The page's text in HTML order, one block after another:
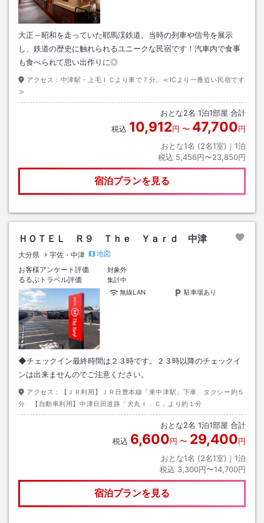
大正～昭和を走っていた耶馬渓鉄道。当時の列車や信号を展示
し、鉄道の歴史に触れられるユニークな民宿です！汽車内で食事
も食べられて思い出作りに◎
アクセス： 中津駅・上毛ＩＣより車で７分。≪ICより一番近い民宿です
≫
おとな2名 1泊1部屋 合計
税込 10,912円 〜 47,700円
おとな1名 (2名1室)｜ 1泊
税込 5,456円〜23,850円
宿泊プランを見る
ＨＯＴＥＬ Ｒ９ Ｔｈｅ Ｙａｒｄ 中津
大分県 宇佐・中津
地図
お客様アンケート評価
対象外
るるぶトラベル評価
集計中
無線LAN
駐車場あり
◆チェックイン最終時間は２３時です。２３時以降のチェックイ
ンは出来ませんのでご注意ください。
アクセス：
【ＪＲ利用】ＪＲ日豊本線「東中津駅」下車 タクシー約５
分 【自動車利用】中津日田道路「犬丸Ｉ．Ｃ」より約１分
おとな2名 1泊1部屋 合計
税込 6,600円 〜 29,400円
おとな1名 (2名1室)｜ 1泊
税込 3,300円〜14,700円
宿泊プランを見る